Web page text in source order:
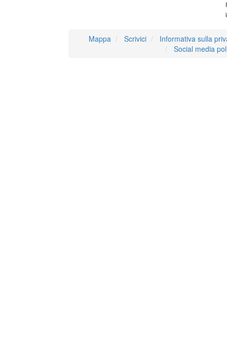
Mappa Scrivici
Informativa sulla
Social media